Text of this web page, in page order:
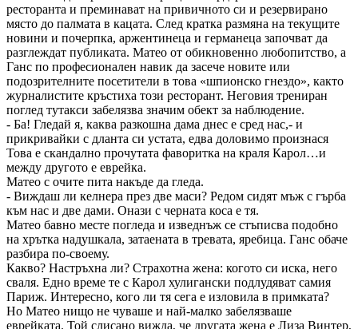
ресторанта и преминават на привичното си и резервирано
място до палмата в кацата. След кратка размяна на текущите
новини и почерпка, аржентинеца и германеца започват да
разглеждат публиката. Матео от обикновенно любопитство, а
Ганс по професионален навик да засече новите или
подозрителните посетители в това «шпионско гнездо», както
журналистите кръстиха този ресторант. Неговия трениран
поглед тутакси забелязва значим обект за наблюдение.
- Ба! Гледай я, каква разкошна дама днес е сред нас,- и
прикривайки с дланта си устата, едва доловимо произнася
Това е скандално прочутата фаворитка на краля Карол…и
между другото е еврейка.
Матео с очите пита накъде да гледа.
- Виждаш ли келнера през две маси? Редом сидят мъж с гърба
към нас и две дами. Онази с черната коса е тя.
Матео бавно месте погледа и изведнъж се стъписва подобно
на хрътка надушкала, затаената в тревата, яребица. Ганс обаче
разбира по-своему.
Какво? Настръхна ли? Страхотна жена: когото си иска, него
сваля. Едно време те с Карол хулигански подлудяват самия
Париж. Интересно, кого ли тя сега е изловила в примката?
Но Матео нищо не чуваше и най-малко забелязваше
еврейката. Той слисано вижда, че другата жена е Лиза Винтер,